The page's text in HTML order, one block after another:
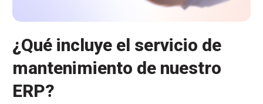
¿Qué incluye el servicio de
mantenimiento de nuestro
ERP?